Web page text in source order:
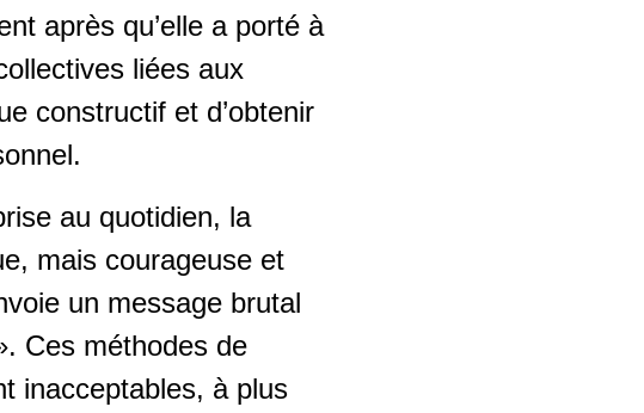
après qu’elle a porté à
liées aux
constructif et d’obtenir
au quotidien, la
mais courageuse et
un message brutal
Ces méthodes de
inacceptables, à plus